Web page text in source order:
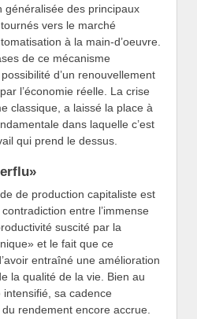
généralisée des principaux
vers le marché
à la main-d’oeuvre.
de ce mécanisme
d’un renouvellement
l’économie réelle. La crise
classique, a laissé la place à
dans laquelle c’est
qui prend le dessus.
de production capitaliste est
entre l’immense
suscité par la
et le fait que ce
entraîné une amélioration
la qualité de la vie. Bien au
sa cadence
rendement encore accrue.